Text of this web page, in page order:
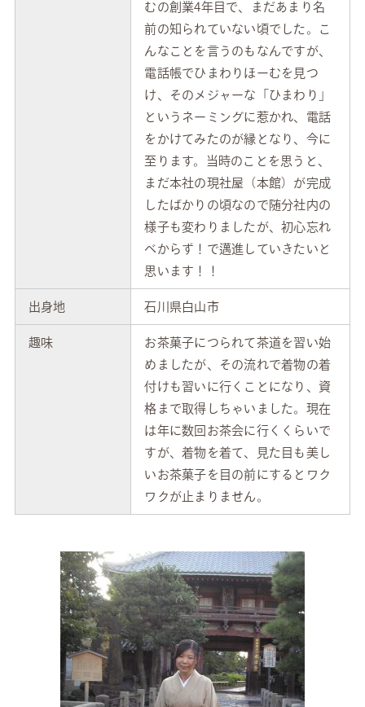
むの創業4年目で、まだあまり名
前の知られていない頃でした。こ
んなことを言うのもなんですが、
電話帳でひまわりほーむを見つ
け、そのメジャーな「ひまわり」
というネーミングに惹かれ、電話
をかけてみたのが縁となり、今に
至ります。当時のことを思うと、
まだ本社の現社屋（本館）が完成
したばかりの頃なので随分社内の
様子も変わりましたが、初心忘れ
べからず！で邁進していきたいと
思います！！
出身地 石川県白山市
趣味
お茶菓子につられて茶道を習い始
めましたが、その流れで着物の着
付けも習いに行くことになり、資
格まで取得しちゃいました。現在
は年に数回お茶会に行くくらいで
すが、着物を着て、見た目も美し
いお茶菓子を目の前にするとワク
ワクが止まりません。